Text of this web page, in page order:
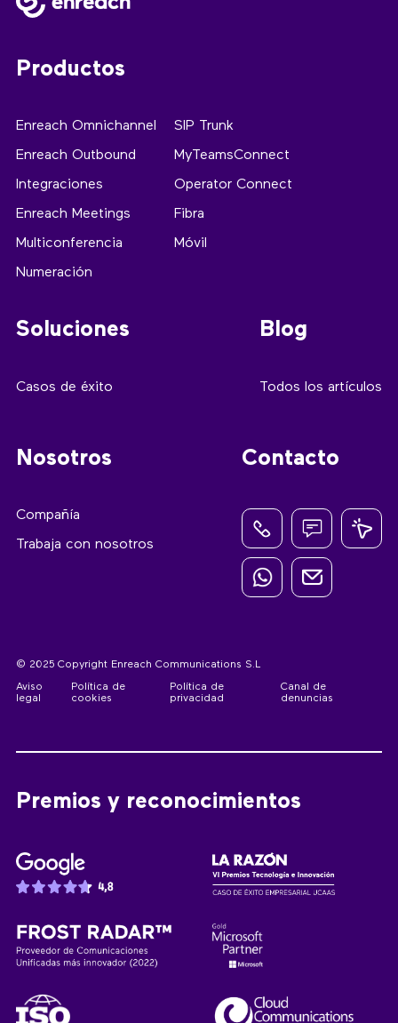
Productos
Enreach Omnichannel
Enreach Outbound
Integraciones
Enreach Meetings
Multiconferencia
Numeración
SIP Trunk
MyTeamsConnect
Operator Connect
Fibra
Móvil
Soluciones
Casos de éxito
Blog
Todos los artículos
Nosotros
Compañía
Trabaja con nosotros
Contacto
© 2025 Copyright Enreach Communications S.L
Aviso
legal
Política de
cookies
Política de
privacidad
Canal de
denuncias
Premios y reconocimientos